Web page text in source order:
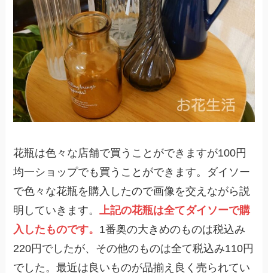
花瓶は色々な店舗で買うことができますが100円
均一ショップでも買うことができます。ダイソー
で色々な花瓶を購入したので画像を交えながら説
明していきます。上記の花瓶は全てダイソーで購
入したものです。 1番奥の大きめのものは税込み
220円でしたが、その他のものは全て税込み110円
でした。最近は良いものが品揃え良く売られてい